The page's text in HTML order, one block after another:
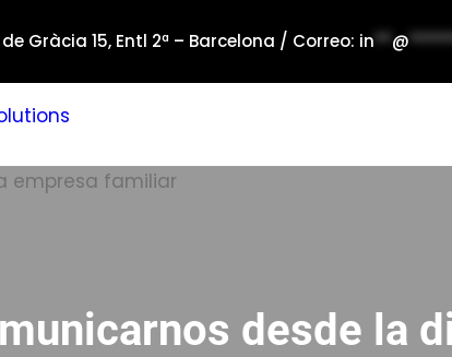
Gràcia 15, Entl 2ª – Barcelona / Correo: in**@
desde la